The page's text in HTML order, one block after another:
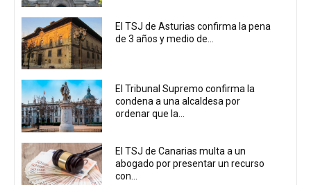
El TSJ de Asturias confirma la pena
de 3 años y medio de...
El Tribunal Supremo confirma la
condena a una alcaldesa por
ordenar que la...
El TSJ de Canarias multa a un
abogado por presentar un recurso
con...